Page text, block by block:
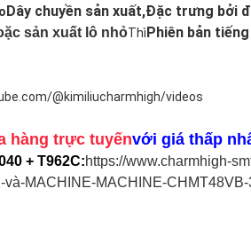
Dây chuyền sản xuất,Đặc trưng bởi
sản xuất lô nhỏThì Phiên bản
@kimiliucharmhigh/videos
hàng trực tuyếnvới giá thấp
+ T962C:https://www.charmhigh-
và-MACHINE-MACHINE-